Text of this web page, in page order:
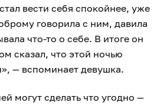
вести себя спокойнее, уже
говорила с ним, давила
что-то о себе. В итоге он
сказал, что этой ночью
— вспоминает девушка.
могут сделать что угодно —